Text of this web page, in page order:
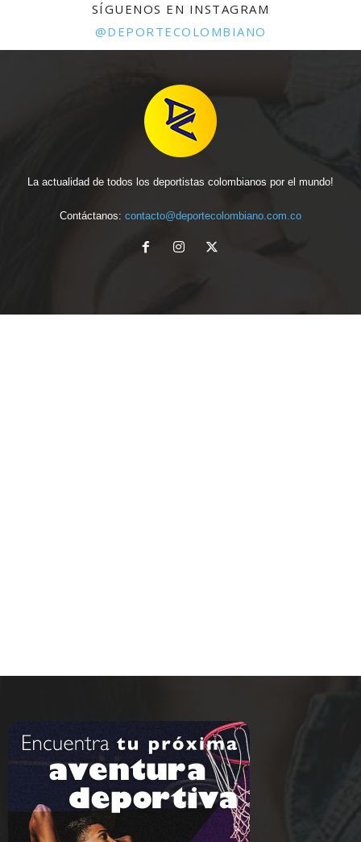
SÍGUENOS EN INSTAGRAM
@DEPORTECOLOMBIANO
La actualidad de todos los deportistas colombianos por el mundo!
Contáctanos: contacto@deportecolombiano.com.co